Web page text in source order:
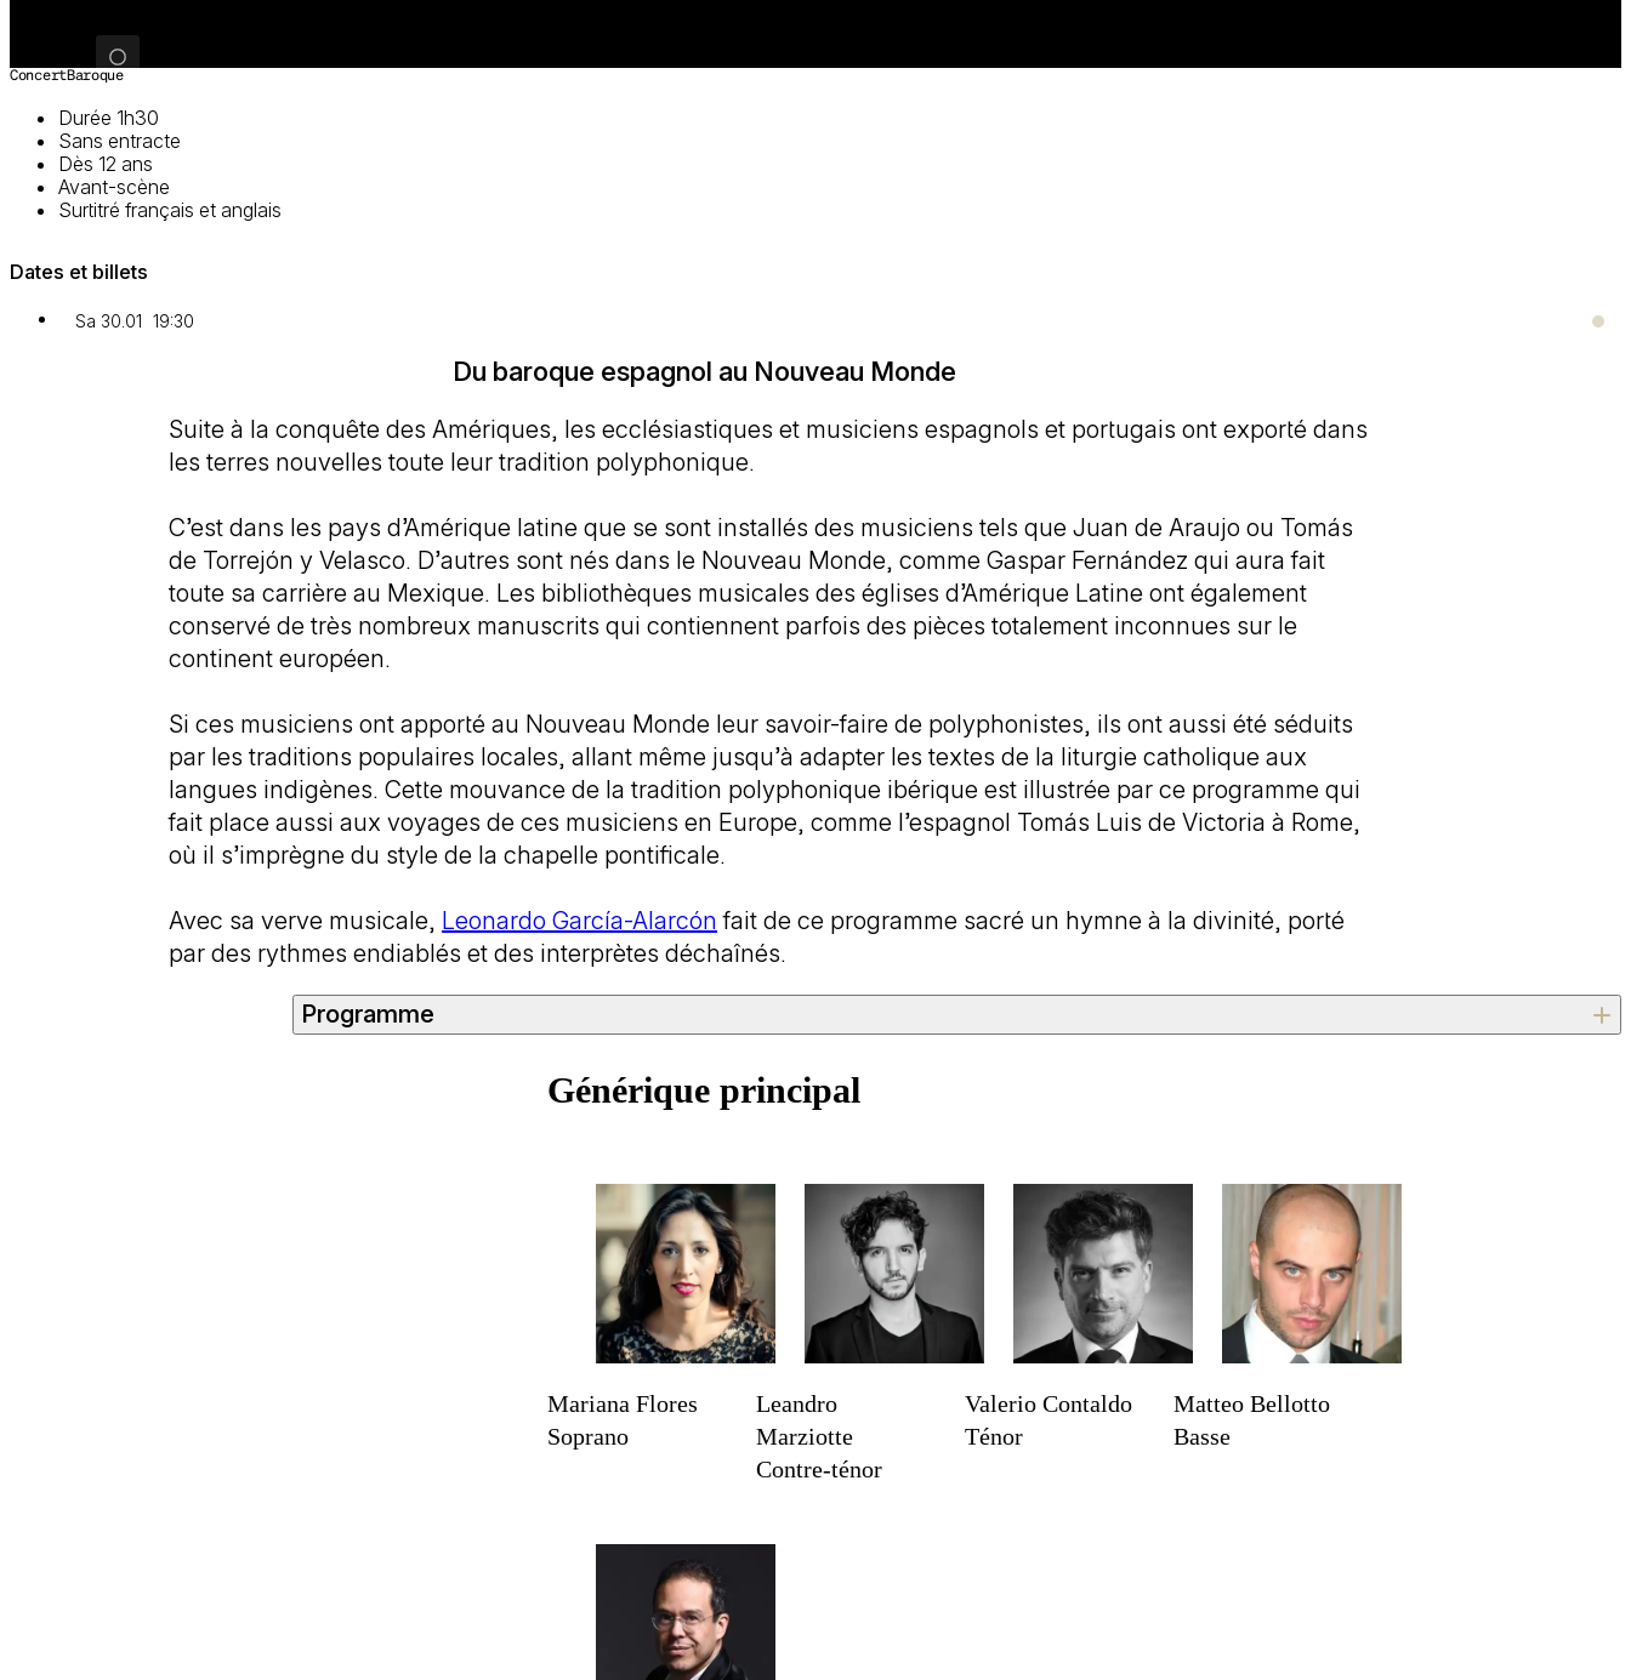
Image 1 sur 5
ConcertBaroque
Durée 1h30
Sans entracte
Dès 12 ans
Avant-scène
Surtitré français et anglais
Dates et billets
Sa 30.01 19:30
Du baroque espagnol au Nouveau Monde
Suite à la conquête des Amériques, les ecclésiastiques et musiciens espagnols et portugais ont exporté dans
les terres nouvelles toute leur tradition polyphonique.
C’est dans les pays d’Amérique latine que se sont installés des musiciens tels que Juan de Araujo ou Tomás
de Torrejón y Velasco. D’autres sont nés dans le Nouveau Monde, comme Gaspar Fernández qui aura fait
toute sa carrière au Mexique. Les bibliothèques musicales des églises d’Amérique Latine ont également
conservé de très nombreux manuscrits qui contiennent parfois des pièces totalement inconnues sur le
continent européen.
Si ces musiciens ont apporté au Nouveau Monde leur savoir-faire de polyphonistes, ils ont aussi été séduits
par les traditions populaires locales, allant même jusqu’à adapter les textes de la liturgie catholique aux
langues indigènes. Cette mouvance de la tradition polyphonique ibérique est illustrée par ce programme qui
fait place aussi aux voyages de ces musiciens en Europe, comme l’espagnol Tomás Luis de Victoria à Rome,
où il s’imprègne du style de la chapelle pontificale.
Avec sa verve musicale, Leonardo García-Alarcón fait de ce programme sacré un hymne à la divinité, porté
par des rythmes endiablés et des interprètes déchaînés.
Programme
Hanacpachap cussicuinin
Gaspar Fernández (Santiago de los Caballeros de Guatemala, 1570 – Puebla, 1629)
Tomás de Torrejón y Velasco (Villarobledo, 1644 - Lima, 1728)
Francesc Valls (Barcelona, 1665/1671 - 1747)
Juan de Araujo (Villafranca del Bierzo, 1646 - Sucre, 1712)
Francisco Correa de Araujo (1584–1654)
Générique principal
Mariana Flores
Soprano
Leandro
Marziotte
Contre-ténor
Valerio Contaldo
Ténor
Matteo Bellotto
Basse